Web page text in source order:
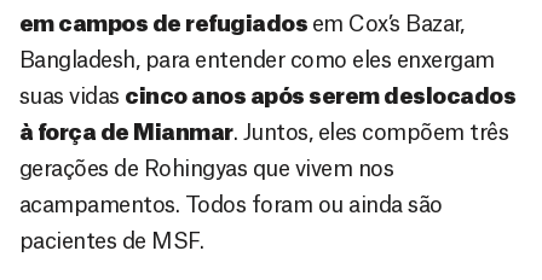
em campos de refugiados em Cox’s Bazar,
Bangladesh, para entender como eles enxergam
suas vidas cinco anos após serem deslocados
à força de Mianmar. Juntos, eles compõem três
gerações de Rohingyas que vivem nos
acampamentos. Todos foram ou ainda são
pacientes de MSF.